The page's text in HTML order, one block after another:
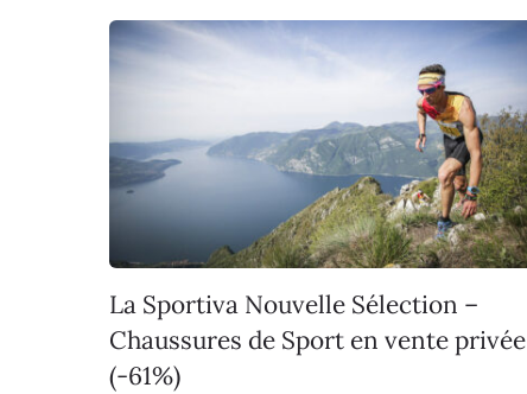
La Sportiva Nouvelle Sélection –
Chaussures de Sport en vente privée
(-61%)